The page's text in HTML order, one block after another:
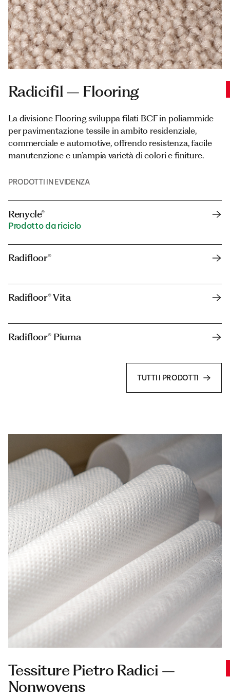
Radicifil – Flooring
La divisione Flooring sviluppa filati BCF in poliammide
per pavimentazione tessile in ambito residenziale,
commerciale e automotive, offrendo resistenza, facile
manutenzione e un’ampia varietà di colori e finiture.
PRODOTTI IN EVIDENZA
Renycle®
Prodotto da riciclo
Radifloor®
Radifloor® Vita
Radifloor® Piuma
TUTTI I PRODOTTI
Tessiture Pietro Radici –
Nonwovens